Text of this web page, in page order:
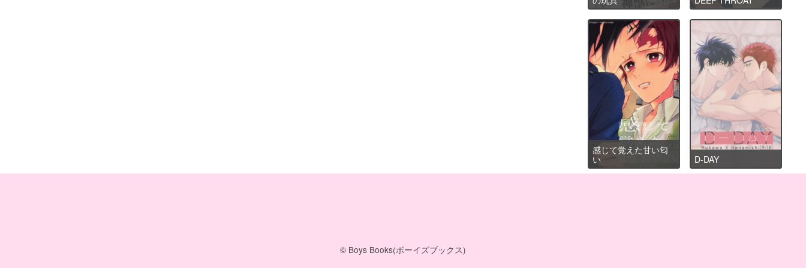
感じて覚えた甘い匂
い
D-DAY
© Boys Books(ボーイズブックス)